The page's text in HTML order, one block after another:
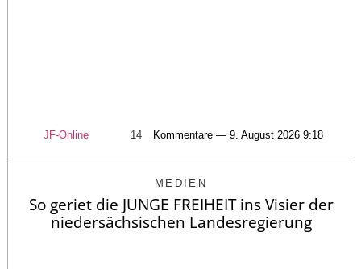
JF-Online 14 Kommentare — 9. August 2026 9:18
MEDIEN
So geriet die JUNGE FREIHEIT ins Visier der
niedersächsischen Landesregierung